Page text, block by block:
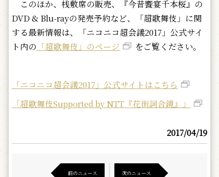
このほか、桟敷席の販売、『今昔饗宴千本桜』の
DVD & Blu-rayの発売予約など、「超歌舞伎」に関
する最新情報は、「ニコニコ超会議2017」公式サイ
ト内の 「超歌舞伎」のページ をご覧ください。
「ニコニコ超会議2017」公式サイトはこちら
「超歌舞伎Supported by NTT『花街詞合鏡』」
2017/04/19
前のニュース 次のニュース